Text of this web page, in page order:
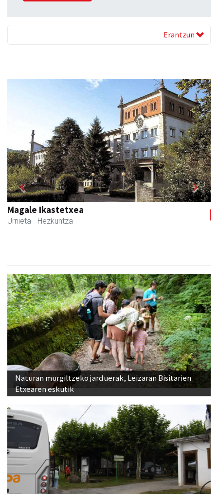
Erantzun
Magale Ikastetxea
Urnieta - Hezkuntza
Previous Next
Naturan murgiltzeko jarduerak, Leizaran Bisitarien
Etxearen eskutik